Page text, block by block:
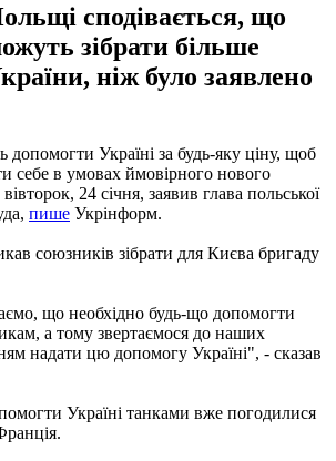
сподівається, що
зібрати більше
ніж було заявлено
допомогти Україні за будь-яку ціну, щоб
себе в умовах ймовірного нового
24 січня, заявив глава польської
пише Укрінформ.
союзників зібрати для Києва бригаду
що необхідно будь-що допомогти
а тому звертаємося до наших
надати цю допомогу Україні", - сказав
Україні танками вже погодилися